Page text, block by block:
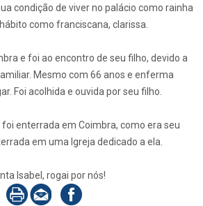
condição de viver no palácio como rainha
como franciscana, clarissa.
e foi ao encontro de seu filho, devido a
Mesmo com 66 anos e enferma
Foi acolhida e ouvida por seu filho.
enterrada em Coimbra, como era seu
em uma Igreja dedicado a ela.
Isabel, rogai por nós!